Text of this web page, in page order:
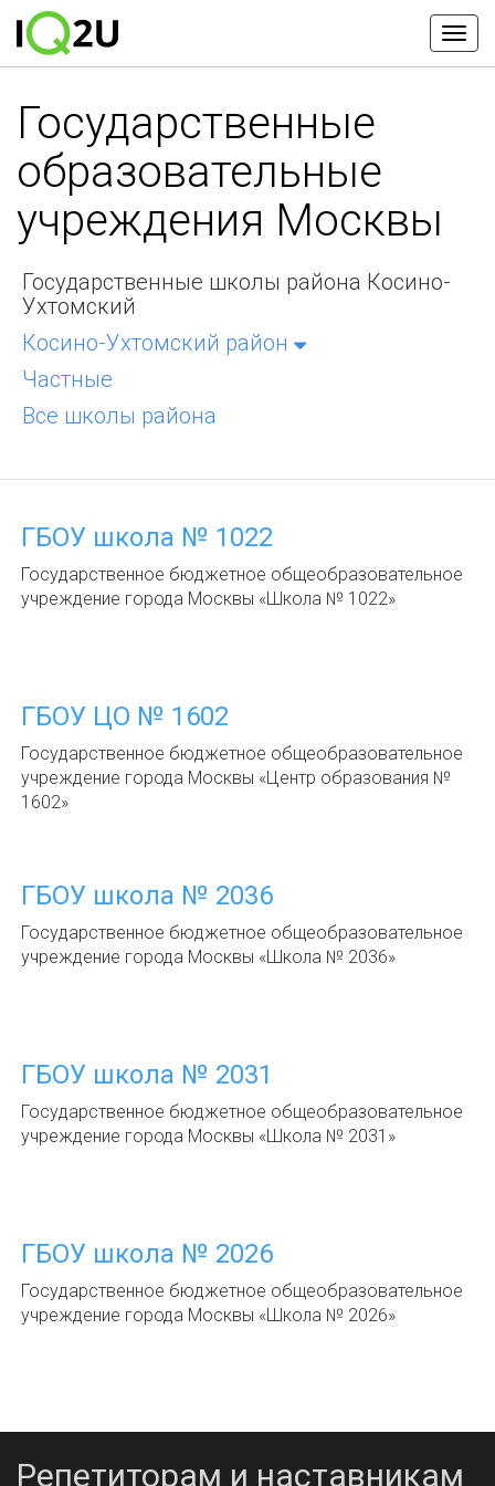
Государственные
образовательные
учреждения Москвы
Государственные школы района Косино-
Ухтомский
Косино-Ухтомский район
Частные
Все школы района
ГБОУ школа № 1022
Государственное бюджетное общеобразовательное
учреждение города Москвы «Школа № 1022»
ГБОУ ЦО № 1602
Государственное бюджетное общеобразовательное
учреждение города Москвы «Центр образования №
1602»
ГБОУ школа № 2036
Государственное бюджетное общеобразовательное
учреждение города Москвы «Школа № 2036»
ГБОУ школа № 2031
Государственное бюджетное общеобразовательное
учреждение города Москвы «Школа № 2031»
ГБОУ школа № 2026
Государственное бюджетное общеобразовательное
учреждение города Москвы «Школа № 2026»
Репетиторам и наставникам